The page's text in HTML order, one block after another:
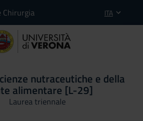
Chirurgia ITA
nutraceutiche e della
alimentare [L-29]
Laurea triennale